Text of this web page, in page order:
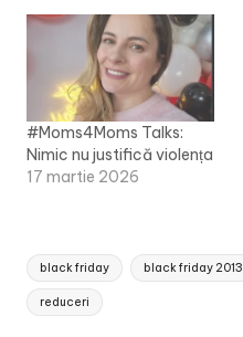
#Moms4Moms Talks:
Nimic nu justifică violența
17 martie 2026
Tags:
black friday black friday 2013
reduceri